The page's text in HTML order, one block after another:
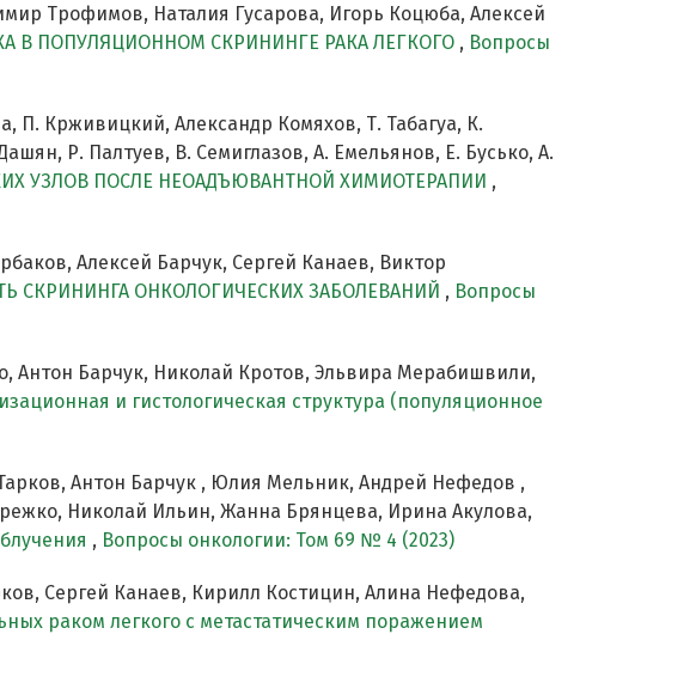
Трофимов, Наталия Гусарова, Игорь Коцюба, Алексей
В ПОПУЛЯЦИОННОМ СКРИНИНГЕ РАКА ЛЕГКОГО , Вопросы
П. Крживицкий, Александр Комяхов, Т. Табагуа, К.
Р. Палтуев, В. Семиглазов, А. Емельянов, Е. Бусько, А.
УЗЛОВ ПОСЛЕ НЕОАДЪЮВАНТНОЙ ХИМИОТЕРАПИИ ,
Алексей Барчук, Сергей Канаев, Виктор
СКРИНИНГА ОНКОЛОГИЧЕСКИХ ЗАБОЛЕВАНИЙ , Вопросы
Барчук, Николай Кротов, Эльвира Мерабишвили,
и гистологическая структура (популяционное
Антон Барчук , Юлия Мельник, Андрей Нефедов ,
Николай Ильин, Жанна Брянцева, Ирина Акулова,
, Вопросы онкологии: Том 69 № 4 (2023)
Сергей Канаев, Кирилл Костицин, Алина Нефедова,
раком легкого с метастатическим поражением